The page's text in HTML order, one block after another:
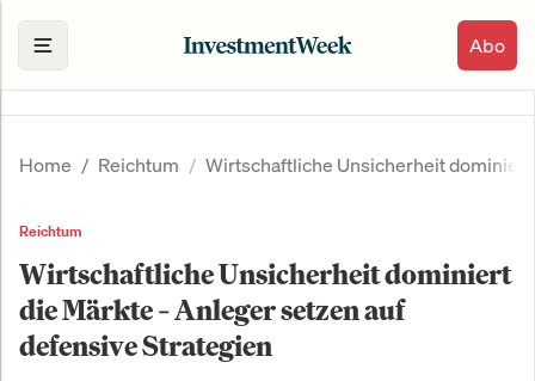
Abo
Home Reichtum Wirtschaftliche Unsicherheit
Reichtum
Wirtschaftliche Unsicherheit dominiert
die Märkte – Anleger setzen auf
defensive Strategien